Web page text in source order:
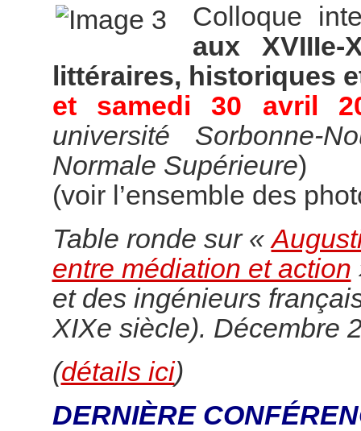
Colloque
aux
littéraires, historiques
et samedi 30 avril
université
Normale Supérieure)
(voir l’ensemble des
Table ronde sur «
entre médiation et action
et des ingénieurs
XIXe siècle). Décembre
(détails ici)
DERNIÈRE